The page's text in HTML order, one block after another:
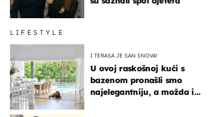
LIFESTYLE
I TERASA JE SAN SNOVA!
U ovoj raskošnoj kući s
bazenom pronašli smo
najelegantniju, a možda i